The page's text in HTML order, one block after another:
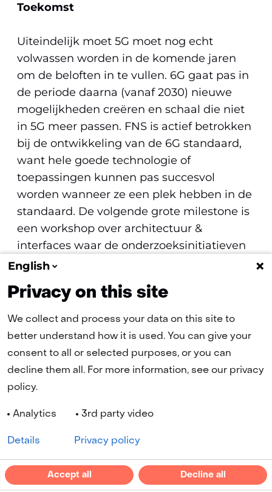
(verwijst
naar
een
andere
website)
Toekomst
Uiteindelijk moet 5G moet nog echt
volwassen worden in de komende jaren
om de beloften in te vullen. 6G gaat pas in
de periode daarna (vanaf 2030) nieuwe
mogelijkheden creëren en schaal die niet
in 5G meer passen. FNS is actief betrokken
bij de ontwikkeling van de 6G standaard,
want hele goede technologie of
toepassingen kunnen pas succesvol
worden wanneer ze een plek hebben in de
standaard. De volgende grote milestone is
een workshop over architectuur &
interfaces waar de onderzoeksinitiatieven
uit de hele wereld hun visie delen hoe
(naar homepage)
Navigatie
CookiesPrivacy statementDisclaimer
taal:
LinkedIn
(opent
YouTube
(opent
English
Privacy on this site
We collect and process your data on this site to
better understand how it is used. You can give your
consent to all or selected purposes, or you can
decline them all. For more information, see our privacy
policy.
Analytics 3rd party video
Accept all Decline all
Details Privacy policy